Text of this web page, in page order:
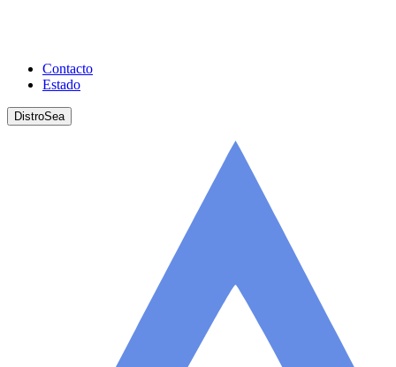
Contacto
Estado
DistroSea